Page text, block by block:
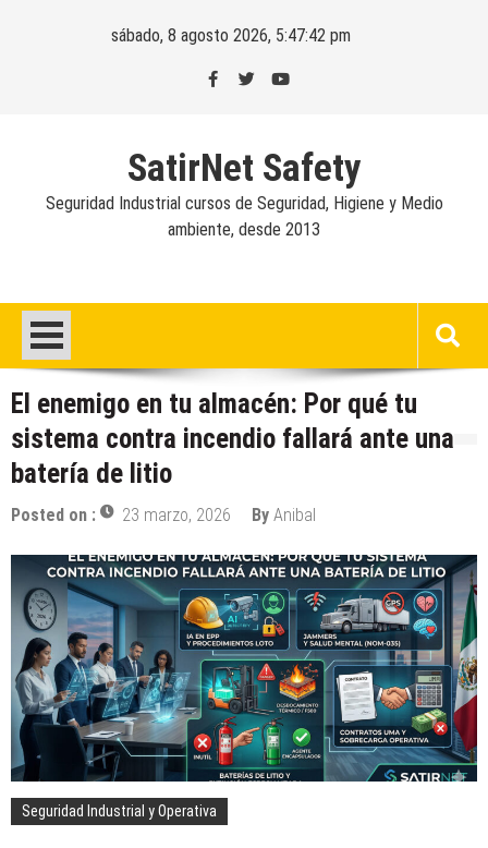
sábado, 8 agosto 2026, 5:47:43 pm
SatirNet Safety
Seguridad Industrial cursos de Seguridad, Higiene y Medio
ambiente, desde 2013
El enemigo en tu almacén: Por qué tu
sistema contra incendio fallará ante una
batería de litio
Posted on : 23 marzo, 2026 By Anibal
Seguridad Industrial y Operativa